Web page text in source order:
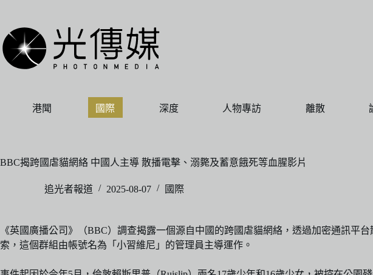
主
要
內
港聞 國際 深度 人物專訪 離散
BBC揭跨國虐貓網絡 中國人主導 散播電擊、溺斃及蓄意餓死等血腥影片
追光者報道 2025-08-07 國際
《英國廣播公司》（BBC）調查揭露一個源自中國的跨國虐貓網絡，透過加密通訊平
索，這個群組由帳號名為「小習維尼」的管理員主導運作。